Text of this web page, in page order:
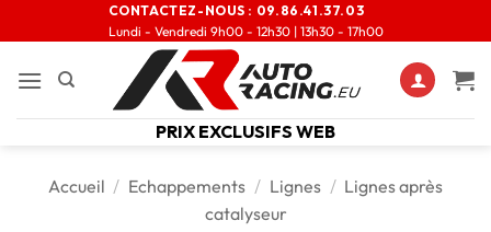
CONTACTEZ-NOUS : 09.86.41.37.03
Lundi - Vendredi 9h00 - 12h30 | 13h30 - 17h00
PRIX EXCLUSIFS WEB
Accueil / Echappements / Lignes / Lignes après
catalyseur